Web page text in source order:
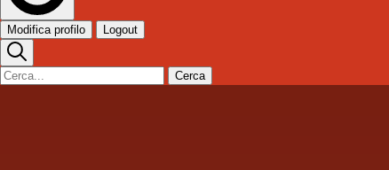
Modifica profilo Logout
Cerca